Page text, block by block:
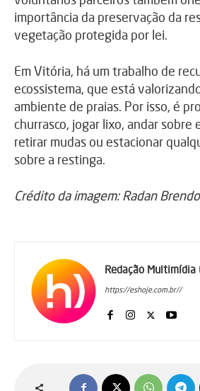
importância da preservação da
vegetação protegida por lei.
Em Vitória, há um trabalho de
ecossistema, que está
ambiente de praias. Por isso, é
churrasco, jogar lixo, andar sobre
retirar mudas ou estacionar
sobre a restinga.
Crédito da imagem: Radan
Redação Multimídia
https://eshoje.com.br//